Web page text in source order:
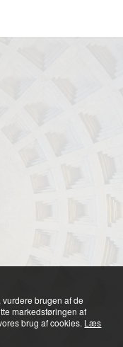
brugen af de
markedsføringen af
brug af cookies. Læs